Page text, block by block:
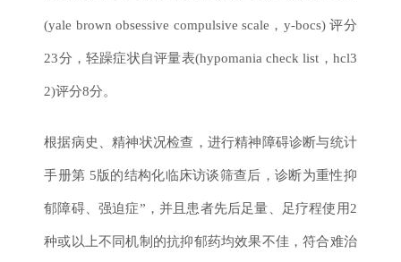
(yale brown obsessive compulsive scale，y-bocs) 评分
23分，轻躁症状自评量表(hypomania check list，hcl3
2)评分8分。
根据病史、精神状况检查，进行精神障碍诊断与统计
手册第 5版的结构化临床访谈筛查后，诊断为重性抑
郁障碍、强迫症”，并且患者先后足量、足疗程使用2
种或以上不同机制的抗抑郁药均效果不佳，符合难治